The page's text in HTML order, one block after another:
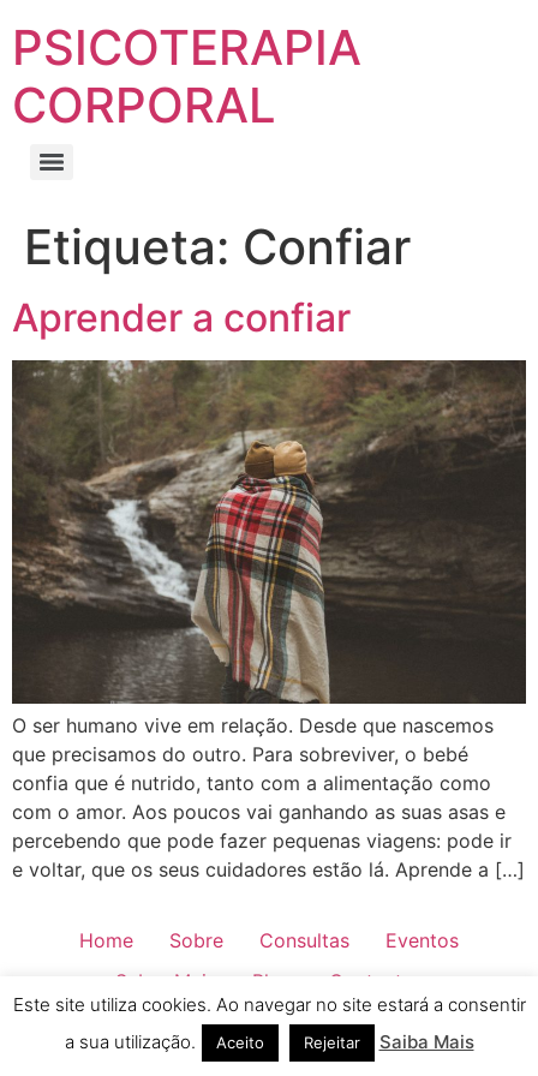
PSICOTERAPIA
CORPORAL
Etiqueta: Confiar
Aprender a confiar
O ser humano vive em relação. Desde que nascemos
que precisamos do outro. Para sobreviver, o bebé
confia que é nutrido, tanto com a alimentação como
com o amor. Aos poucos vai ganhando as suas asas e
percebendo que pode fazer pequenas viagens: pode ir
e voltar, que os seus cuidadores estão lá. Aprende a […]
Home Sobre Consultas
Eventos
Saber Mais
Blog
Contactos
Todos os direitos reservados
Este site utiliza cookies. Ao navegar no site estará a consentir
a sua utilização.
Aceito Rejeitar Saiba Mais